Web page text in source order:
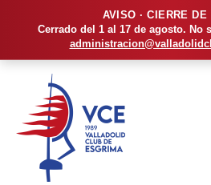
AVISO · CIERRE DE
Cerrado del 1 al 17 de agosto. No
contenido